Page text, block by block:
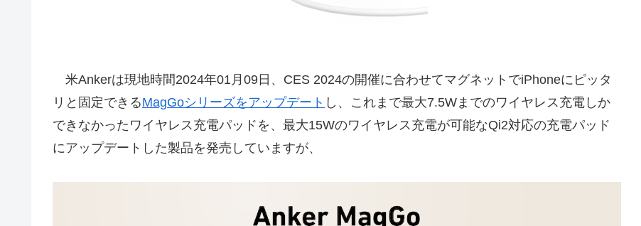
米Ankerは現地時間2024年01月09日、CES 2024の開催に合わせてマグネットでiPhoneにピッタ
リと固定できるMagGoシリーズをアップデート し、これまで最大7.5Wまでのワイヤレス充電しか
できなかったワイヤレス充電パッドを、最大15Wのワイヤレス充電が可能なQi2対応の充電パッド
にアップデートした製品を発売していますが、